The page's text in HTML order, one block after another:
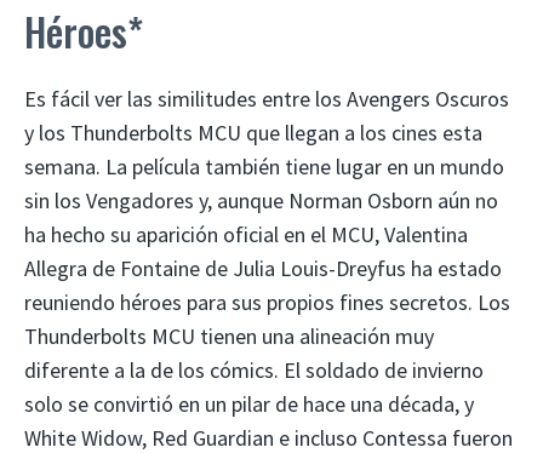
Héroes*
Es fácil ver las similitudes entre los Avengers Oscuros
y los Thunderbolts MCU que llegan a los cines esta
semana. La película también tiene lugar en un mundo
sin los Vengadores y, aunque Norman Osborn aún no
ha hecho su aparición oficial en el MCU, Valentina
Allegra de Fontaine de Julia Louis-Dreyfus ha estado
reuniendo héroes para sus propios fines secretos. Los
Thunderbolts MCU tienen una alineación muy
diferente a la de los cómics. El soldado de invierno
solo se convirtió en un pilar de hace una década, y
White Widow, Red Guardian e incluso Contessa fueron